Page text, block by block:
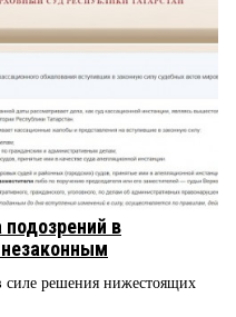
подозрений в
силе решения нижестоящих